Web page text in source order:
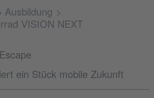
Ausbildung
VISION NEXT
ein Stück mobile Zukunft